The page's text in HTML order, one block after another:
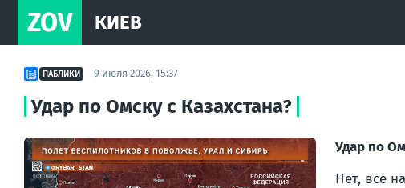
ZOV КИЕВ
ПАБЛИКИ 9 июля 2026, 15:37
Удар по Омску с Казахстана?
Удар по
Нет, все